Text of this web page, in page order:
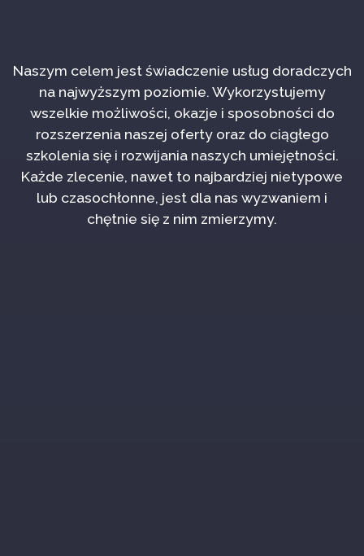
Naszym celem jest świadczenie usług doradczych
na najwyższym poziomie. Wykorzystujemy
wszelkie możliwości, okazje i sposobności do
rozszerzenia naszej oferty oraz do ciągłego
szkolenia się i rozwijania naszych umiejętności.
Każde zlecenie, nawet to najbardziej nietypowe
lub czasochłonne, jest dla nas wyzwaniem i
chętnie się z nim zmierzymy.